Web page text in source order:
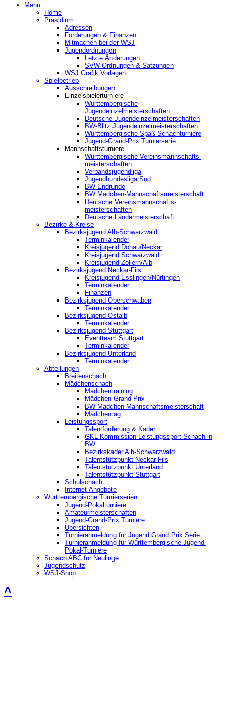
Menü
Home
Präsidium
Adressen
Förderungen & Finanzen
Mitmachen bei der WSJ
Jugendordnungen
Letzte Änderungen
SVW Ordnungen & Satzungen
WSJ Grafik Vorlagen
Spielbetrieb
Ausschreibungen
Einzelspielerturniere
Württembergische
Jugendeinzelmeisterschaften
Deutsche Jugendeinzelmeisterschaften
BW-Blitz Jugendeinzelmeisterschaften
Württembergische Spaß-Schachturniere
Jugend-Grand-Prix Turnierserie
Mannschaftsturniere
Württembergische Vereinsmannschafts-
meisterschaften
Verbandsjugendliga
Jugendbundesliga Süd
BW-Endrunde
BW Mädchen-Mannschaftsmeisterschaft
Deutsche Vereinsmannschafts-
meisterschaften
Deutsche Ländermeisterschaft
Bezirke & Kreise
Bezirksjugend Alb-Schwarzwald
Terminkalender
Kreisjugend Donau/Neckar
Kreisjugend Schwarzwald
Kreisjugend Zollern/Alb
Bezirksjugend Neckar-Fils
Kreisjugend ‎Esslingen/Nürtingen
Terminkalender
Finanzen
Bezirksjugend Oberschwaben
Terminkalender
Bezirksjugend Ostalb
Terminkalender
Bezirksjugend Stuttgart
‎Eventteam Stuttgart
Terminkalender
Bezirksjugend Unterland
Terminkalender
Abteilungen
Breitenschach
Mädchenschach
Mädchentraining
Mädchen Grand Prix
BW Mädchen-Mannschaftsmeisterschaft
Mädchentag
Leistungssport
Talentförderung & Kader
GKL Kommission Leistungssport Schach in
BW
Bezirkskader Alb-Schwarzwald
Talentstützpunkt Neckar-Fils
Talentstützpunkt Unterland
Talentstützpunkt Stuttgart
Schulschach
Internet-Angebote
Württembergische Turnierserien
Jugend-Pokalturniere
Amateurmeisterschaften
Jugend-Grand-Prix Turniere
Übersichten
Turnieranmeldung für Jugend Grand Prix Serie
Turnieranmeldung für Württembergische Jugend-
Pokal-Turniere
Schach ABC für Neulinge
Jugendschutz
WSJ-Shop
˄